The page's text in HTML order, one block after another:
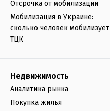
Отсрочка от мобилизации
Мобилизация в Украине:
сколько человек мобилизует
ТЦК
Недвижимость
Аналитика рынка
Покупка жилья